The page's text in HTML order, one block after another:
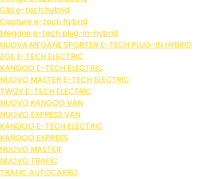
Clio e-tech hybrid
Capture e-tech hybrid
Megane e-tech plug-in-hybrid
NUOVA MEGANE SPORTER E-TECH PLUG-IN HYBRID
ZOE E-TECH ELECTRIC
KANGOO E-TECH ELECTRIC
NUOVO MASTER E-TECH ELECTRIC
TWIZY E-TECH ELECTRIC
NUOVO KANGOO VAN
NUOVO EXPRESS VAN
KANGOO E-TECH ELECTRIC
KANGOO EXPRESS
NUOVO MASTER
NUOVO TRAFIC
TRAFIC AUTOCARRO